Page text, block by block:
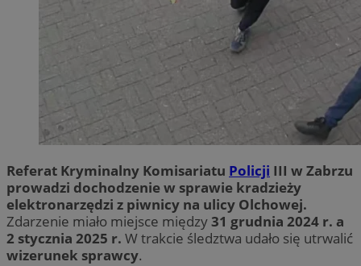
Referat Kryminalny Komisariatu Policji III w Zabrzu
prowadzi dochodzenie w sprawie kradzieży
elektronarzędzi z piwnicy na ulicy Olchowej.
Zdarzenie miało miejsce między31 grudnia 2024 r. a
2 stycznia 2025 r. W trakcie śledztwa udało się utrwalić
wizerunek sprawcy.